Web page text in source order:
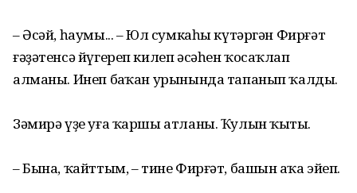
– Әсәй, һаумы... – Юл сумкаһы күтәргән Фирғәт
ғәҙәтенсә йүгереп килеп әсәһен ҡосаҡлап
алманы. Инеп баҫҡан урынында тапанып ҡалды.
Зәмирә үҙе уға ҡаршы атланы. Ҡулын ҡыҫты.
– Бына, ҡайттым, – тине Фирғәт, башын аҫҡа эйеп.